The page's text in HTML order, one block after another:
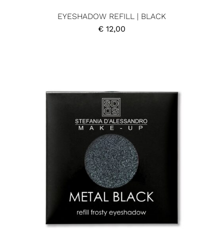
EYESHADOW REFILL | BLACK
€ 12,00